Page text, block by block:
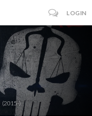
LOGIN
(2015-)